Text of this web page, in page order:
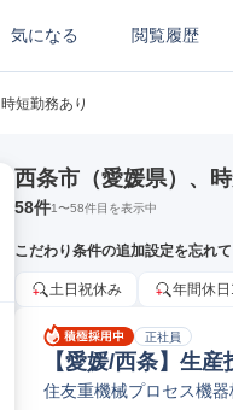
気になる 閲覧履歴
時短勤務あり
西条市（愛媛県）、
58件1〜58件目を表示中
こだわり条件の追加設定を忘れ
土日祝休み 年間休
正社員
【愛媛/西条】生
住友重機械プロセス機器